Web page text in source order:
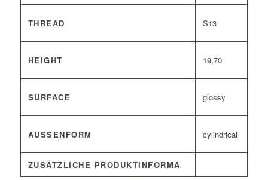
THREAD S13
HEIGHT 19,70
SURFACE glossy
AUSSENFORM cylindrical
ZUSÄTZLICHE PRODUKTINFORMA